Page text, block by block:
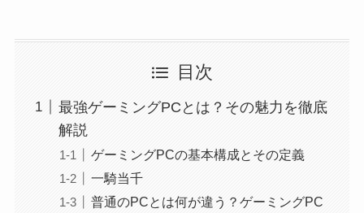
目次
最強ゲーミングPCとは？その魅力を徹底
解説
ゲーミングPCの基本構成とその定義
一騎当千
普通のPCとは何が違う？ゲーミングPC